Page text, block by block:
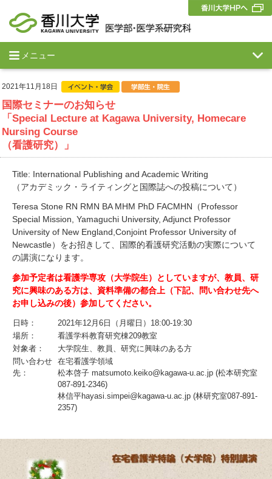
メニュー
2021年11月18日
国際セミナーのお知らせ
「Special Lecture at Kagawa University, Homecare
Nursing Course
（看護研究）」
Title: International Publishing and Academic Writing
（アカデミック・ライティングと国際誌への投稿について）
Teresa Stone RN RMN BA MHM PhD FACMHN（Professor
Special Mission, Yamaguchi University, Adjunct Professor
University of New England,Conjoint Professor University of
Newcastle）をお招きして、国際的看護研究活動の実際について
の講演になります。
参加予定者は看護学専攻（大学院生）としていますが、教員、研
究に興味のある方は、資料準備の都合上（下記、問い合わせ先へ
お申し込みの後）参加してください。
日時：
2021年12月6日（月曜日）18:00-19:30
場所：
看護学科教育研究棟209教室
対象者：
大学院生、教員、研究に興味のある方
問い合わせ
先：
在宅看護学領域
松本啓子 matsumoto.keiko@kagawa-u.ac.jp (松本研究室
087-891-2346)
林信平hayasi.simpei@kagawa-u.ac.jp (林研究室087-891-
2357)